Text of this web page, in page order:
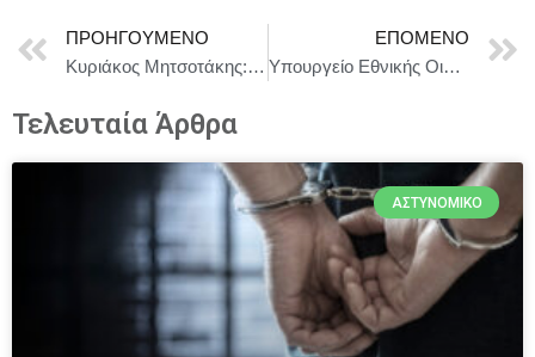
ΠΡΟΗΓΟΎΜΕΝΟ
Κυριάκος Μητσοτάκης: Το φθινόπωρο θα παρουσιαστούν τα Τοπικά Σχέδια Ανάπτυξης της Δυτικής Ελλάδας που περιλαμβάνουν 420 παρεμβάσεις.
ΕΠΌΜΕΝΟ
Υπουργείο Εθνικής Οικονομίας και Οικονομικών : Από τη Δευτέρα 11 Αυγούστου δωρεάν αναλήψεις από τα ΑΤΜ των ελληνικών τραπεζών
Τελευταία Άρθρα
ΑΣΤΥΝΟΜΙΚΌ